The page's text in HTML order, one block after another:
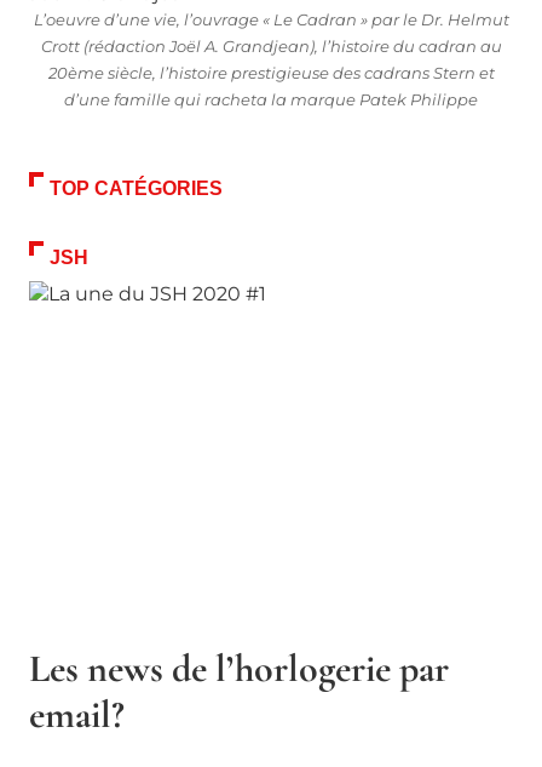
L’oeuvre d’une vie, l’ouvrage « Le Cadran » par le Dr. Helmut
Crott (rédaction Joël A. Grandjean), l’histoire du cadran au
20ème siècle, l’histoire prestigieuse des cadrans Stern et
d’une famille qui racheta la marque Patek Philippe
TOP CATÉGORIES
JSH
Les news de l’horlogerie par
email?